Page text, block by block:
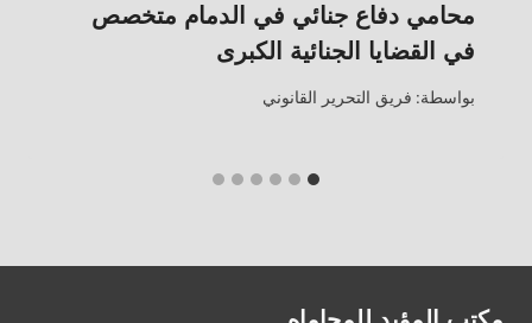
محامي دفاع جنائي في الدمام متخصص
في القضايا الجنائية الكبرى
بواسطة: فريق التحرير القانوني